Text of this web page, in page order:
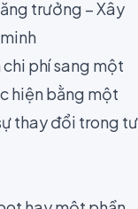
trưởng – Xây
phí sang một
hiện bằng một
thay đổi trong tư